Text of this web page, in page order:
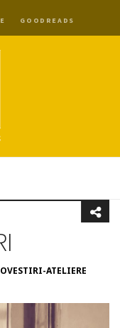
GOODREADS
ATELIERE